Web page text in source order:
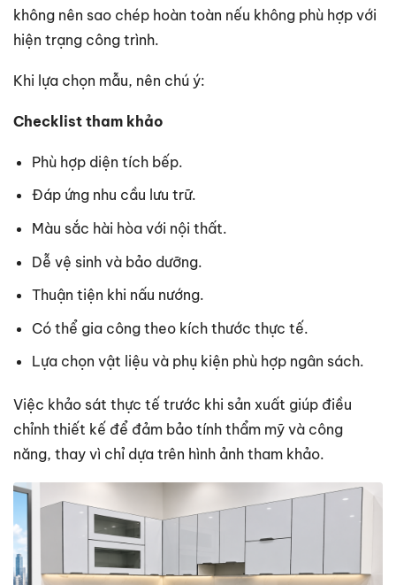
không nên sao chép hoàn toàn nếu không phù hợp với
hiện trạng công trình.
Khi lựa chọn mẫu, nên chú ý:
Checklist tham khảo
Phù hợp diện tích bếp.
Đáp ứng nhu cầu lưu trữ.
Màu sắc hài hòa với nội thất.
Dễ vệ sinh và bảo dưỡng.
Thuận tiện khi nấu nướng.
Có thể gia công theo kích thước thực tế.
Lựa chọn vật liệu và phụ kiện phù hợp ngân sách.
Việc khảo sát thực tế trước khi sản xuất giúp điều
chỉnh thiết kế để đảm bảo tính thẩm mỹ và công
năng, thay vì chỉ dựa trên hình ảnh tham khảo.